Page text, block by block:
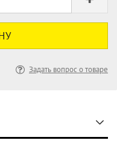
Задать вопрос о товаре